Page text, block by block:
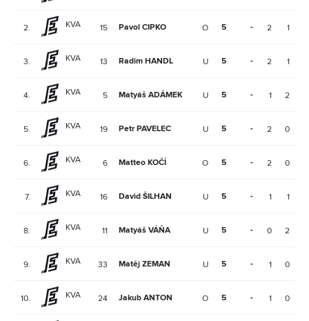
2. KVA 15 Pavol CIPKO O 5 - 2 1
3. KVA 13 Radim HANDL U 5 - 2 1
4. KVA 5 Matyáš ADÁMEK U 5 - 1 2
5. KVA 19 Petr PAVELEC U 5 - 2 0
6. KVA 6 Matteo KOČÍ O 5 - 2 0
7. KVA 16 David ŠILHAN U 5 - 1 1
8. KVA 11 Matyáš VÁŇA U 5 - 0 2
9. KVA 33 Matěj ZEMAN U 5 - 1 0
10. KVA 24 Jakub ANTON O 5 - 1 0